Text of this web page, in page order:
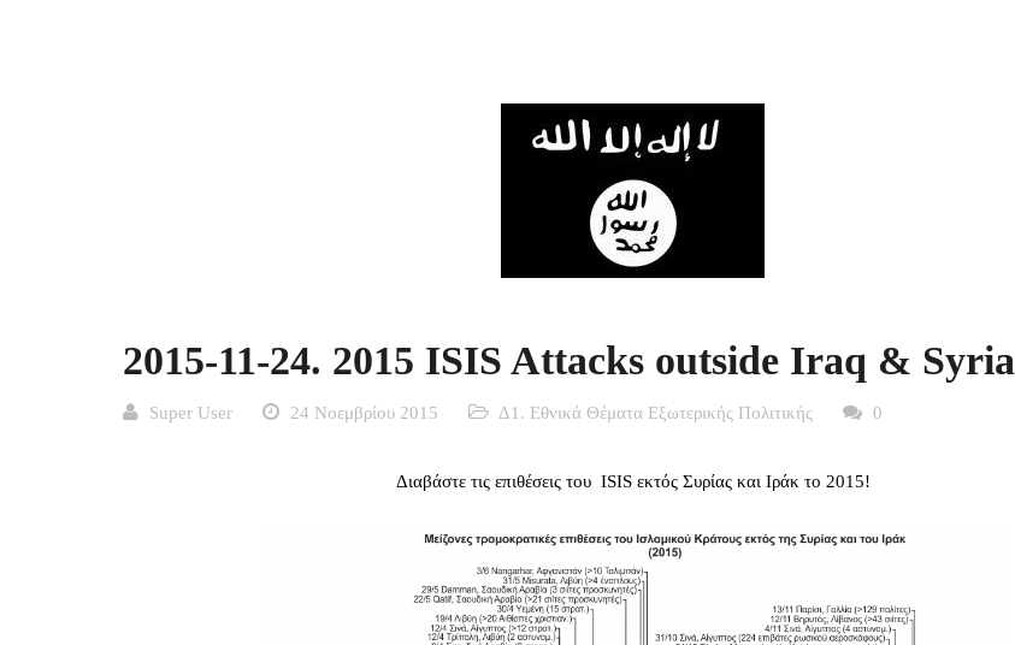
2015-11-24. 2015 ISIS Attacks outside Iraq & Syria
Super User 24 Νοεμβρίου 2015 Δ1. Εθνικά Θέματα Εξωτερικής Πολιτικής 0
Διαβάστε τις επιθέσεις του ISIS εκτός Συρίας και Ιράκ το 2015!